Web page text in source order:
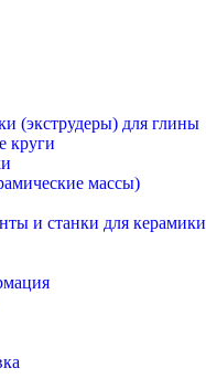
(экструдеры) для глины
круги
массы)
и станки для керамики